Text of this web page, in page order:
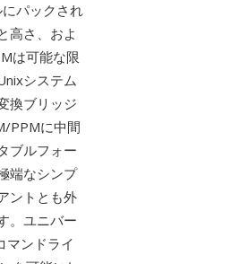
パックされ
高さ、およ
は可能な限
システム
換ブリッジ
PPMに中間
ブルフォー
端なシンプ
ントとも外
。ユニバー
マンドライ